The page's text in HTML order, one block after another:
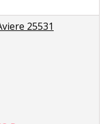
25531